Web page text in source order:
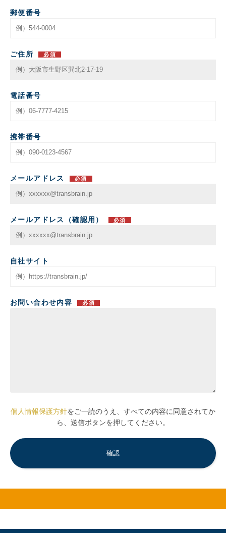
郵便番号
ご住所 必須
電話番号
携帯番号
メールアドレス 必須
メールアドレス（確認用） 必須
自社サイト
お問い合わせ内容 必須
個人情報保護方針をご一読のうえ、すべての内容に同意されてか
ら、送信ボタンを押してください。